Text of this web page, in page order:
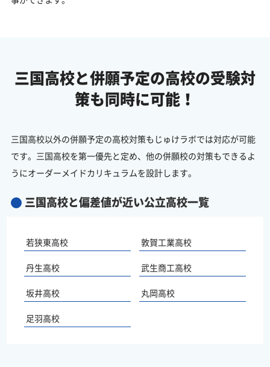
三国高校と併願予定の高校の受験対
策も同時に可能！
三国高校以外の併願予定の高校対策もじゅけラボでは対応が可能
です。三国高校を第一優先と定め、他の併願校の対策もできるよ
うにオーダーメイドカリキュラムを設計します。
三国高校と偏差値が近い公立高校一覧
若狭東高校 敦賀工業高校
丹生高校 武生商工高校
坂井高校 丸岡高校
足羽高校